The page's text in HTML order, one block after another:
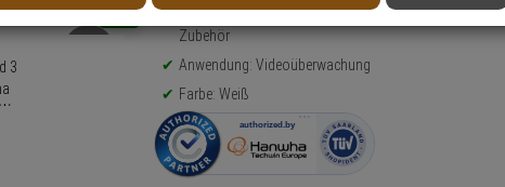
NEU Produktinformationen
Zubehörartikel, Anschlussbox - Modell: Hanwha Vision
Zubehör
Anwendung: Videoüberwachung
Farbe: Weiß